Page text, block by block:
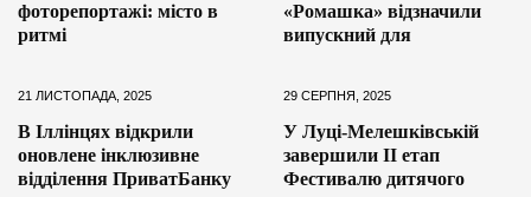
фоторепортажі: місто в
ритмі
«Ромашка» відзначили
випускний для
21 ЛИСТОПАДА, 2025
В Іллінцях відкрили
оновлене інклюзивне
відділення ПриватБанку
29 СЕРПНЯ, 2025
У Луці-Мелешківській
завершили ІІ етап
Фестивалю дитячого